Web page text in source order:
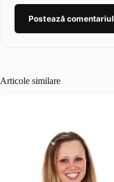
Postează comentariul
Articole similare